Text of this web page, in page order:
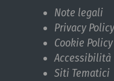
Note legali
Privacy Policy
Cookie Policy
Accessibilità
Siti Tematici